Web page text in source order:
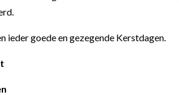
ieder goede en gezegende Kerstdagen.